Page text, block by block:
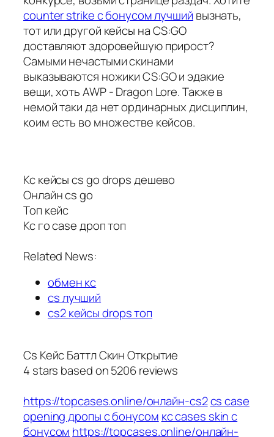
counter strike с бонусом лучший вызнать,
тот или другой кейсы на CS:GO
доставляют здоровейшую прирост?
Самыми нечастыми скинами
выказываются ножики CS:GO и эдакие
вещи, хоть AWP - Dragon Lore. Также в
немой таки да нет ординарных дисциплин,
коим есть во множестве кейсов.
Кс кейсы cs go drops дешево
Онлайн cs go
Топ кейс
Кс го case дроп топ
Related News:
обмен кс
cs лучший
cs2 кейсы drops топ
Cs Кейс Баттл Скин Открытие
4 stars based on5206reviews
https://topcases.online/онлайн-cs2cs case
opening дропы с бонусом кс cases skin с
бонусом https://topcases.online/онлайн-